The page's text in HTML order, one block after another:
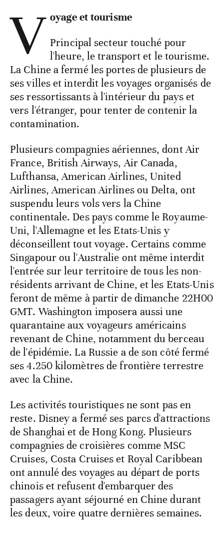
V oyage et tourisme
Principal secteur touché pour
l'heure, le transport et le tourisme.
La Chine a fermé les portes de plusieurs de
ses villes et interdit les voyages organisés de
ses ressortissants à l'intérieur du pays et
vers l'étranger, pour tenter de contenir la
contamination.
Plusieurs compagnies aériennes, dont Air
France, British Airways, Air Canada,
Lufthansa, American Airlines, United
Airlines, American Airlines ou Delta, ont
suspendu leurs vols vers la Chine
continentale. Des pays comme le Royaume-
Uni, l'Allemagne et les Etats-Unis y
déconseillent tout voyage. Certains comme
Singapour ou l'Australie ont même interdit
l'entrée sur leur territoire de tous les non-
résidents arrivant de Chine, et les Etats-Unis
feront de même à partir de dimanche 22H00
GMT. Washington imposera aussi une
quarantaine aux voyageurs américains
revenant de Chine, notamment du berceau
de l'épidémie. La Russie a de son côté fermé
ses 4.250 kilomètres de frontière terrestre
avec la Chine.
Les activités touristiques ne sont pas en
reste. Disney a fermé ses parcs d'attractions
de Shanghai et de Hong Kong. Plusieurs
compagnies de croisières comme MSC
Cruises, Costa Cruises et Royal Caribbean
ont annulé des voyages au départ de ports
chinois et refusent d'embarquer des
passagers ayant séjourné en Chine durant
les deux, voire quatre dernières semaines.